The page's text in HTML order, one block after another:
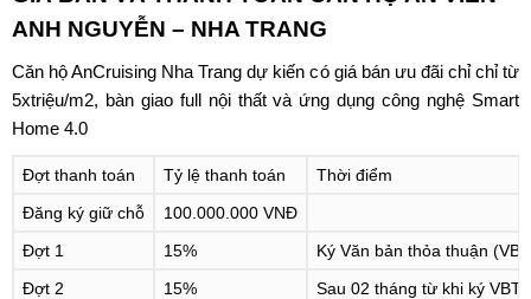
ANH NGUYỄN – NHA TRANG
Căn hộ AnCruising Nha Trang dự kiến có giá bán ưu đãi chỉ chỉ từ
5xtriệu/m2, bàn giao full nội thất và ứng dụng công nghệ Smart
Home 4.0
Đợt thanh toán Tỷ lệ thanh toán
Thời điểm
Đăng ký giữ chỗ
100.000.000 VNĐ
Đợt 1
15%
Ký Văn bản thỏa thuận
Đợt 2
15%
Sau 02 tháng từ khi ký VBTT